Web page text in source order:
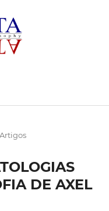
Artigos
DE AXEL